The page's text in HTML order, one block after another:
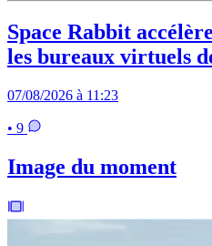
Space Rabbit
les bureaux virtuels
07/08/2026 à 11:23
• 9
Image du moment